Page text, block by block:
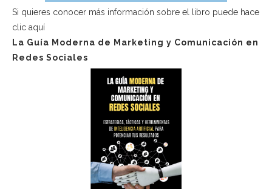
Si quieres conocer más información sobre el libro puede hace
clic aquí
La Guía Moderna de Marketing y Comunicación en
Redes Sociales